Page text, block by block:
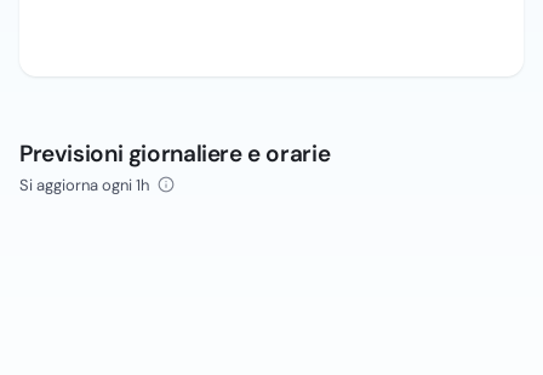
Previsioni giornaliere e orarie
Si aggiorna ogni 1h